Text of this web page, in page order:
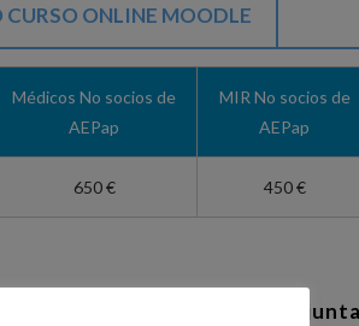
CURSO ONLINE MOODLE
Médicos No socios de
AEPap
MIR No socios de
AEPap
650 € 450 €
O EIR, deberán